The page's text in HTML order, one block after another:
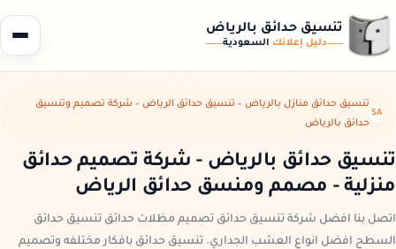
تنسيق حدائق بالرياض
دليل إعلانك السعودية
SA
تنسيق حدائق منازل بالرياض – تنسيق حدائق الرياض – شركة تصميم وتنسيق
حدائق بالرياض
تنسيق حدائق بالرياض - شركة تصميم حدائق
منزلية - مصمم ومنسق حدائق الرياض
اتصل بنا افضل شركة تنسيق حدائق تصميم مظلات حدائق تنسيق حدائق
السطح افضل انواع العشب الجداري. تنسيق حدائق بافكار مختلفه وتصميم